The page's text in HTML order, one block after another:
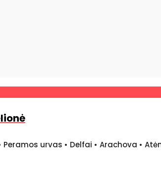
urvas • Delfai • Arachova •